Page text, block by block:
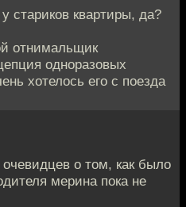
стариков квартиры, да?
отнимальщик
одноразовых
хотелось его с поезда
о том, как было
мерина пока не